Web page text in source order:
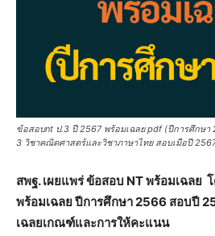
ข้อสอบnt ป.3 ปี 2567 พร้อมเฉลย pdf (ปีการศึกษ
3 วิชาคณิตศาสตร์และวิชาภาษาไทย สอบเมือปี
สพฐ. เผยแพร่ ข้อสอบ NT พร้อมเฉลย
พร้อมเฉลย ปีการศึกษา 2566 สอบปี
เฉลยเกณฑ์และการให้คะแนน